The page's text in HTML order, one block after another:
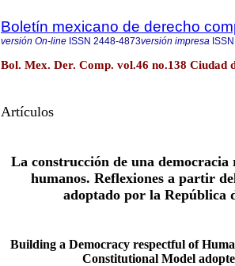
Boletín mexicano de derecho
versión On-line ISSN 2448-4873versión impresa ISSN
Bol. Mex. Der. Comp. vol.46 no.138 Ciudad
Artículos
La construcción de una democracia
humanos. Reflexiones a partir
adoptado por la República
Building a Democracy respectful of
Constitutional Model